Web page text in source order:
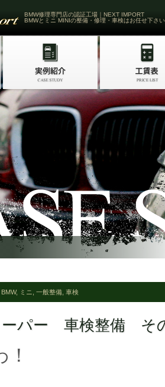
BMW修理専門店の認証工場｜NEXT IMPORT
BMWとミニ MINIの整備・修理・車検はお任せ下さい
BMW, ミニ 一般整備 車検
ーパー 車検整備 そ